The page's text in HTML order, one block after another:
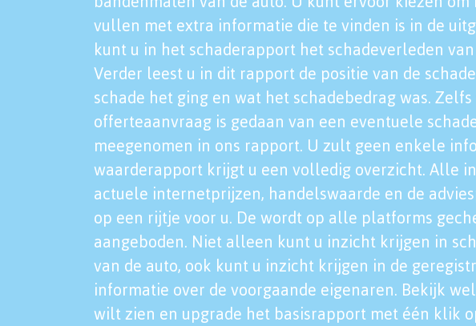
vullen met extra informatie die te vinden is in de
kunt u in het schaderapport het schadeverleden
Verder leest u in dit rapport de positie van de
schade het ging en wat het schadebedrag was.
offerteaanvraag is gedaan van een eventuele
meegenomen in ons rapport. U zult geen enkele
waarderapport krijgt u een volledig overzicht. Alle
actuele internetprijzen, handelswaarde en de
op een rijtje voor u. De wordt op alle platforms
aangeboden. Niet alleen kunt u inzicht krijgen in
van de auto, ook kunt u inzicht krijgen in de
informatie over de voorgaande eigenaren. Bekijk
wilt zien en upgrade het basisrapport met één klik